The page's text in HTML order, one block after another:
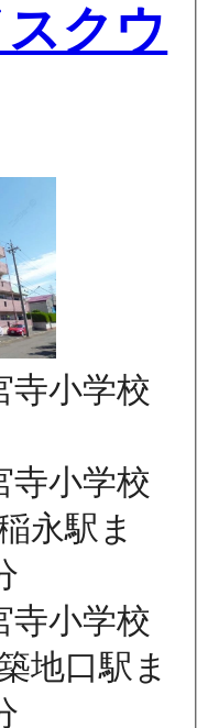
クウ
寺小学校
寺小学校
永駅ま
寺小学校
地口駅ま